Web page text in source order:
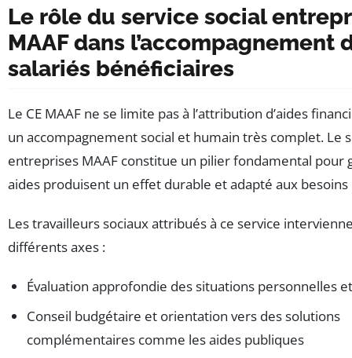
Le rôle du service social
MAAF dans l’accompagnement
salariés bénéficiaires
Le CE MAAF ne se limite pas à l’attribution d’aides
un accompagnement social et humain très complet. Le
entreprises MAAF constitue un pilier fondamental pour
aides produisent un effet durable et adapté aux besoins
Les travailleurs sociaux attribués à ce service
différents axes :
Évaluation approfondie des situations personnelles
Conseil budgétaire et orientation vers des solutions
complémentaires comme les aides publiques